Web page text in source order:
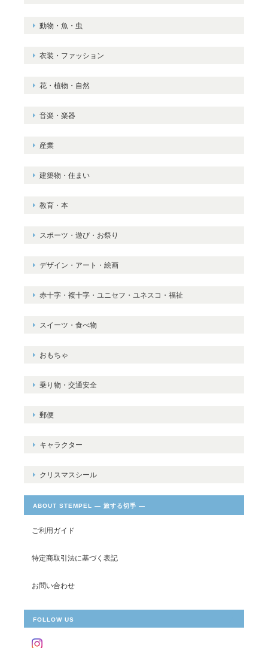
動物・魚・虫
衣装・ファッション
花・植物・自然
音楽・楽器
産業
建築物・住まい
教育・本
スポーツ・遊び・お祭り
デザイン・アート・絵画
赤十字・複十字・ユニセフ・ユネスコ・福祉
スイーツ・食べ物
おもちゃ
乗り物・交通安全
郵便
キャラクター
クリスマスシール
ABOUT STEMPEL ― 旅する切手 ―
ご利用ガイド
特定商取引法に基づく表記
お問い合わせ
FOLLOW US